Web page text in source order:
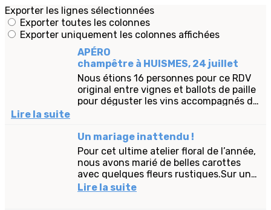
Exporter les lignes sélectionnées
Exporter toutes les colonnes
Exporter uniquement les colonnes affichées
APÉRO
champêtre à HUISMES, 24 juillet
Nous étions 16 personnes pour ce RDV
original entre vignes et ballots de paille
pour déguster les vins accompagnés de
Lire la suite
Un mariage inattendu !
Pour cet ultime atelier floral de l’année,
nous avons marié de belles carottes
avec quelques fleurs rustiques.Sur une
table d’été cette composition sera du
Lire la suite